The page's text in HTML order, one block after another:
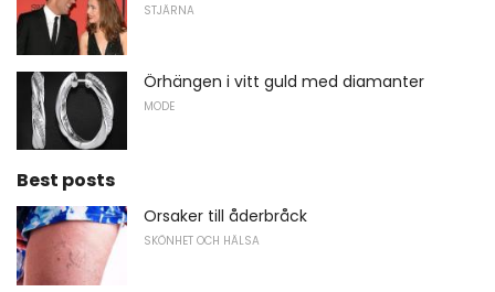
STJÄRNA
Örhängen i vitt guld med diamanter
MODE
Best posts
Orsaker till åderbråck
SKÖNHET OCH HÄLSA